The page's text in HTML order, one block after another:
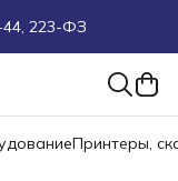
223-ФЗ
под ТЗ
Принтеры,